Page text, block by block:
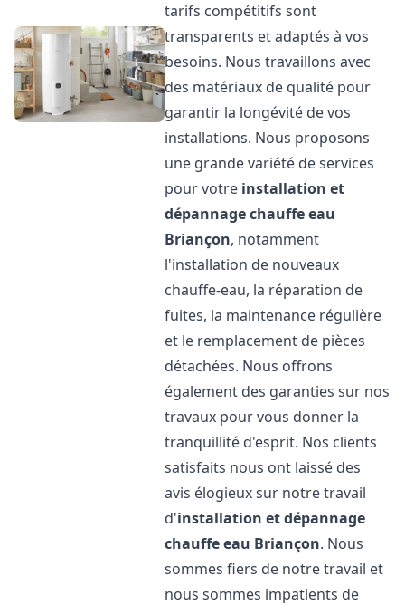
tarifs compétitifs sont
transparents et adaptés à vos
besoins. Nous travaillons avec
des matériaux de qualité pour
garantir la longévité de vos
installations. Nous proposons
une grande variété de services
pour votre installation et
dépannage chauffe eau
Briançon, notamment
l'installation de nouveaux
chauffe-eau, la réparation de
fuites, la maintenance régulière
et le remplacement de pièces
détachées. Nous offrons
également des garanties sur nos
travaux pour vous donner la
tranquillité d'esprit. Nos clients
satisfaits nous ont laissé des
avis élogieux sur notre travail
d'installation et dépannage
chauffe eau Briançon. Nous
sommes fiers de notre travail et
nous sommes impatients de